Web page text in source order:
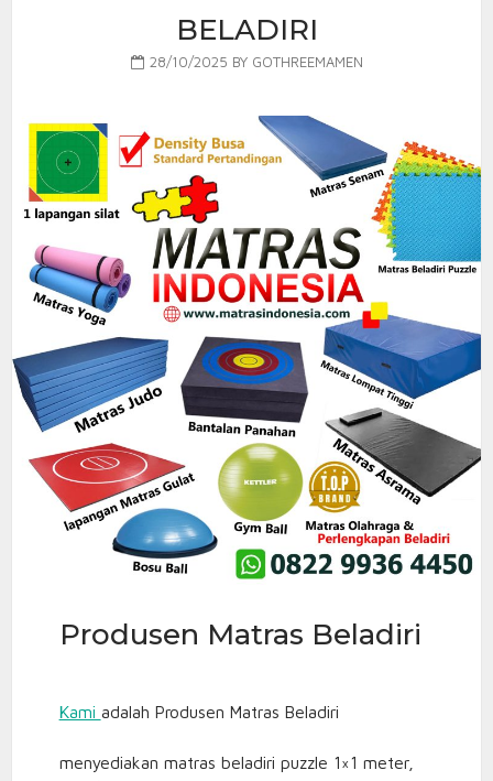
BELADIRI
28/10/2025 BY GOTHREEMAMEN
Produsen Matras Beladiri
Kami adalah Produsen Matras Beladiri
menyediakan matras beladiri puzzle 1×1 meter,